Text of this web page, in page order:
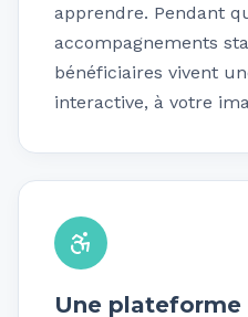
apprendre. Pendant
accompagnements
bénéficiaires vivent
interactive, à votre
Une plateforme